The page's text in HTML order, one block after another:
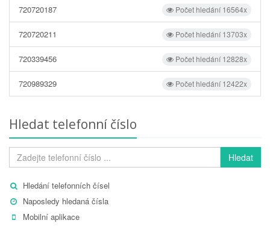
Počet hledání 16564x
720720187
Počet hledání 13703x
720720211
Počet hledání 12828x
720339456
Počet hledání 12422x
720989329
Hledat telefonní číslo
Hledat
Hledání telefonních čísel
Naposledy hledaná čísla
Mobilní aplikace